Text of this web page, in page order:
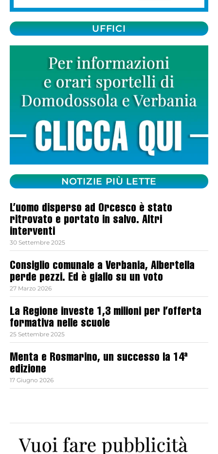
UFFICI
NOTIZIE PIÙ LETTE
L’uomo disperso ad Orcesco è stato
ritrovato e portato in salvo. Altri
interventi
30 Settembre 2025
Consiglio comunale a Verbania, Albertella
perde pezzi. Ed è giallo su un voto
27 Marzo 2026
La Regione investe 1,3 milioni per l’offerta
formativa nelle scuole
25 Settembre 2025
Menta e Rosmarino, un successo la 14ª
edizione
17 Giugno 2026